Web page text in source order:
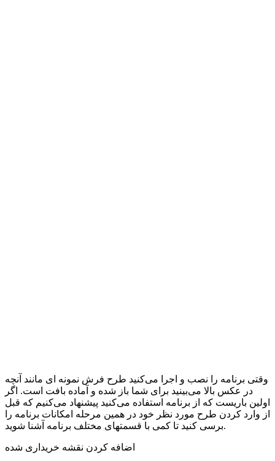
وقتی برنامه را نصب و اجرا می‌کنید طرح فرش نمونه ای مانند آنچه
در عکس بالا می‌بینید برای شما باز شده و آماده بافت است. اگر
اولین باریست که از برنامه استفاده می‌کنید پیشنهاد می‌کنیم که قبل
از وارد کردن طرح مورد نظر خود در همین مرحله امکانات برنامه را
برسی کنید تا کمی با قسمتهای مختلف برنامه آشنا شوید.
اضافه کردن نقشه خریداری شده